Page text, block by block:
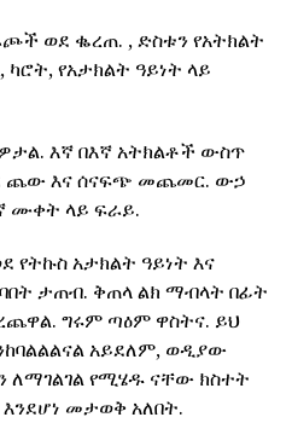
ወደ ቈረጠ. , ድስቱን የአትክልት
ካሮት, የአታክልት ዓይነት ላይ
እኛ በእኛ አትክልቶች ውስጥ
ጨው እና ሰናፍጭ መጨመር. ውኃ
ሙቀት ላይ ፍራይ.
የትኩስ አታክልት ዓይነት እና
ታጠብ. ቅጠላ ልክ ማብላት በፊት
ግሩም ጣዕም ዋስትና. ይህ
አይደለም, ወዲያው
ለማገልገል የሚሄዱ ናቸው ክስተት
መታወቅ አለበት.